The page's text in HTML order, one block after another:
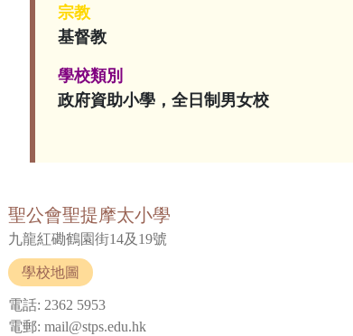
宗教
基督教
學校類別
政府資助小學，全日制男女校
聖公會聖提摩太小學
九龍紅磡鶴園街14及19號
學校地圖
電話: 2362 5953
電郵: mail@stps.edu.hk